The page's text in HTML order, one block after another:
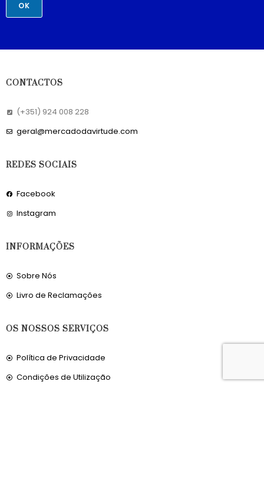
OK
CONTACTOS
(+351) 924 008 228
geral@mercadodavirtude.com
REDES SOCIAIS
Facebook
Instagram
INFORMAÇÕES
Sobre Nós
Livro de Reclamações
OS NOSSOS SERVIÇOS
Política de Privacidade
Condições de Utilização